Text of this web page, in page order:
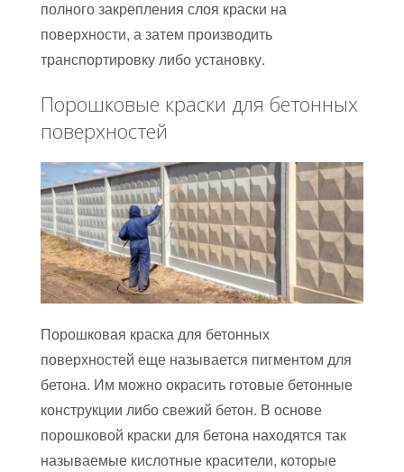
полного закрепления слоя краски на
поверхности, а затем производить
транспортировку либо установку.
Порошковые краски для бетонных
поверхностей
Порошковая краска для бетонных
поверхностей еще называется пигментом для
бетона. Им можно окрасить готовые бетонные
конструкции либо свежий бетон. В основе
порошковой краски для бетона находятся так
называемые кислотные красители, которые